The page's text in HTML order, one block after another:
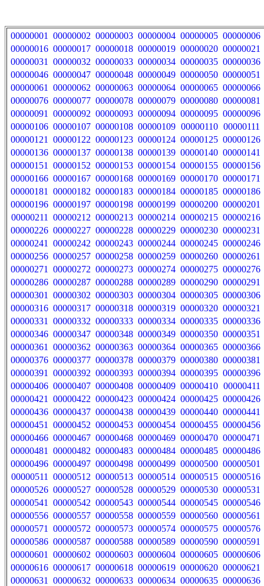
00000001 00000002 00000003 00000004 00000005 00000006
00000016 00000017 00000018 00000019 00000020 00000021
00000031
00000032 00000033 00000034 00000035 00000036
00000046 00000047 00000048 00000049 00000050 00000051
00000061
00000062 00000063 00000064 00000065 00000066
00000076 00000077 00000078 00000079 00000080 00000081
00000091
00000092 00000093 00000094 00000095 00000096
00000106 00000107 00000108 00000109 00000110 00000111
00000121
00000122 00000123 00000124 00000125 00000126
00000136 00000137 00000138 00000139 00000140 00000141
00000151
00000152 00000153 00000154 00000155 00000156
00000166 00000167 00000168 00000169 00000170 00000171
00000181
00000182 00000183 00000184 00000185 00000186
00000196 00000197 00000198 00000199 00000200 00000201
00000211
00000212 00000213 00000214 00000215 00000216
00000226 00000227 00000228 00000229 00000230 00000231
00000241
00000242 00000243 00000244 00000245 00000246
00000256 00000257 00000258 00000259 00000260 00000261
00000271
00000272 00000273 00000274 00000275 00000276
00000286 00000287 00000288 00000289 00000290 00000291
00000301
00000302 00000303 00000304 00000305 00000306
00000316 00000317 00000318 00000319 00000320 00000321
00000331
00000332 00000333 00000334 00000335 00000336
00000346 00000347 00000348 00000349 00000350 00000351
00000361
00000362 00000363 00000364 00000365 00000366
00000376 00000377 00000378 00000379 00000380 00000381
00000391
00000392 00000393 00000394 00000395 00000396
00000406 00000407 00000408 00000409 00000410 00000411
00000421
00000422 00000423 00000424 00000425 00000426
00000436 00000437 00000438 00000439 00000440 00000441
00000451
00000452 00000453 00000454 00000455 00000456
00000466 00000467 00000468 00000469 00000470 00000471
00000481
00000482 00000483 00000484 00000485 00000486
00000496 00000497 00000498 00000499 00000500 00000501
00000511
00000512 00000513 00000514 00000515 00000516
00000526 00000527 00000528 00000529 00000530 00000531
00000541
00000542 00000543 00000544 00000545 00000546
00000556 00000557 00000558 00000559 00000560 00000561
00000571
00000572 00000573 00000574 00000575 00000576
00000586 00000587 00000588 00000589 00000590 00000591
00000601
00000602 00000603 00000604 00000605 00000606
00000616 00000617 00000618 00000619 00000620 00000621
00000631
00000632 00000633 00000634 00000635 00000636